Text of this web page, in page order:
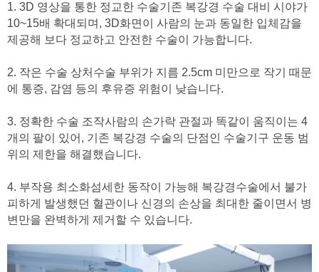
1. 3D 영상을 통한 정교한 수술기존 복강경 수술 대비 시야가
10~15배 확대되며, 3D화면이 사람의 눈과 동일한 입체감을
제공해 보다 정교하고 안전한 수술이 가능합니다.
2. 작은 수술 상처수술 부위가 지름 2.5cm 미만으로 작기 때문
에 통증, 감염 등의 후유증 위험이 낮습니다.
3. 정확한 수술 조작사람의 손가락 관절과 똑같이 움직이는 4
개의 팔이 있어, 기존 복강경 수술의 단점인 수술기구 운동 범
위의 제한을 해결했습니다.
4. 부작용 최소화섬세한 동작이 가능해 복강경수술에서 불가
피하게 발생했던 혈관이나 신경의 손상을 최대한 줄이면서 병
변만을 완벽하게 제거할 수 있습니다.